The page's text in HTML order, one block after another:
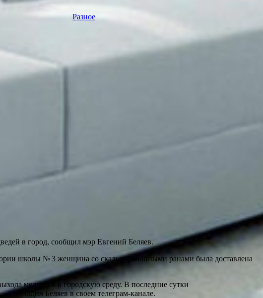
Разное
в город, сообщил мэр Евгений Беляев.
школы № 3 женщина со скальпированными ранами была доставлена
медведей в городскую среду. В последние сутки
сообщил Беляев в своем телеграм-канале.